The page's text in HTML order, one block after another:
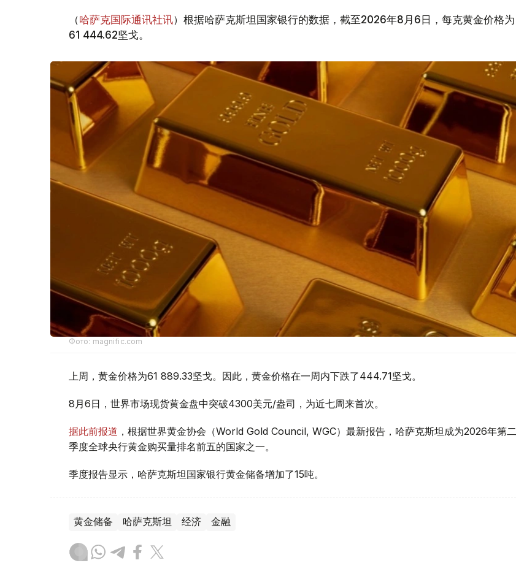
（哈萨克国际通讯社讯）根据哈萨克斯坦国家银行的数据，截至2026年8月6日，每克黄金价格为
61 444.62坚戈。
Фото: magnific.com
上周，黄金价格为61 889.33坚戈。因此，黄金价格在一周内下跌了444.71坚戈。
8月6日，世界市场现货黄金盘中突破4300美元/盎司，为近七周来首次。
据此前报道 ，根据世界黄金协会（World Gold Council, WGC）最新报告，哈萨克斯坦成为2026年第二
季度全球央行黄金购买量排名前五的国家之一。
季度报告显示，哈萨克斯坦国家银行黄金储备增加了15吨。
黄金储备 哈萨克斯坦 经济 金融